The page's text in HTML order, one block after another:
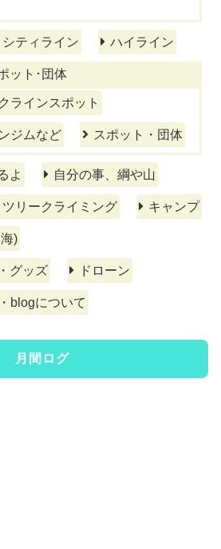
シティライン ハイライン
ット･団体
ラインスポット
ジムなど スポット・団体
よ 自分の事、綱や山
ツリークライミング キャンプ
)
グッズ ドローン
blogについて
月間ログ